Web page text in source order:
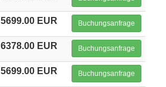
5699.00 EUR Buchungsanfrage
6378.00 EUR Buchungsanfrage
5699.00 EUR Buchungsanfrage